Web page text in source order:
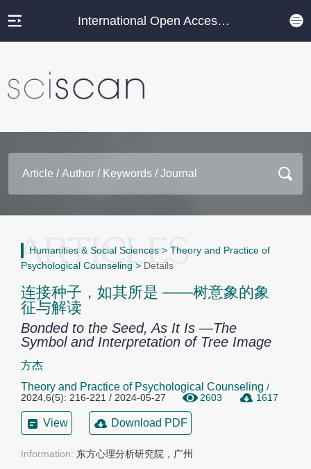
International Open Access Journal Platform
Humanities & Social Sciences > Theory and Practice of
Psychological Counseling > Details
连接种子，如其所是 ——树意象的象
征与解读
Bonded to the Seed, As It Is —The
Symbol and Interpretation of Tree Image
方杰
Theory and Practice of Psychological Counseling /
2024,6(5): 216-221 / 2024-05-27
2603 1617
View Download PDF
Information: 东方心理分析研究院，广州